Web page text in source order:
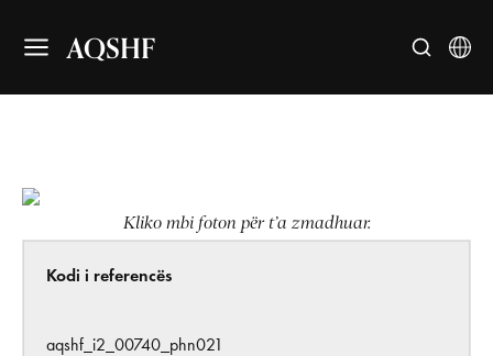
AQSHF
Kliko mbi foton për t’a zmadhuar.
Kodi i referencës
aqshf_i2_00740_phn021